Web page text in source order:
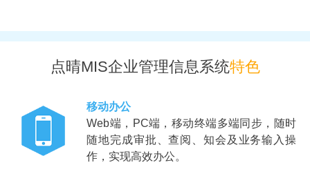
点晴MIS企业管理信息系统特色
移动办公
Web端，PC端，移动终端多端同步，随时
随地完成审批、查阅、知会及业务输入操
作，实现高效办公。